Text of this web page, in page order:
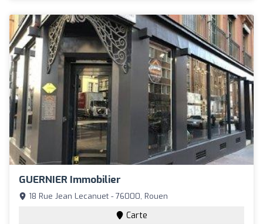
GUERNIER Immobilier
18 Rue Jean Lecanuet - 76000, Rouen
Carte